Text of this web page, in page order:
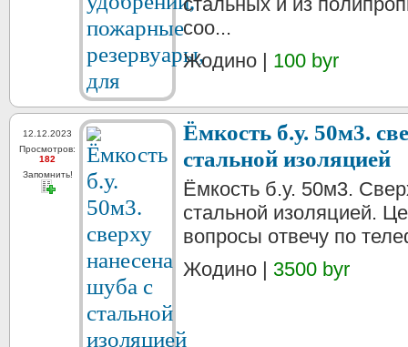
соо...
Жодино | 100 byr
12.12.2023
Просмотров:
182
Запомнить!
Ёмкость б.у. 50м3.
стальной изоляцией
Ёмкость б.у. 50м3.
стальной изоляцией.
вопросы отвечу по
Жодино | 3500 byr